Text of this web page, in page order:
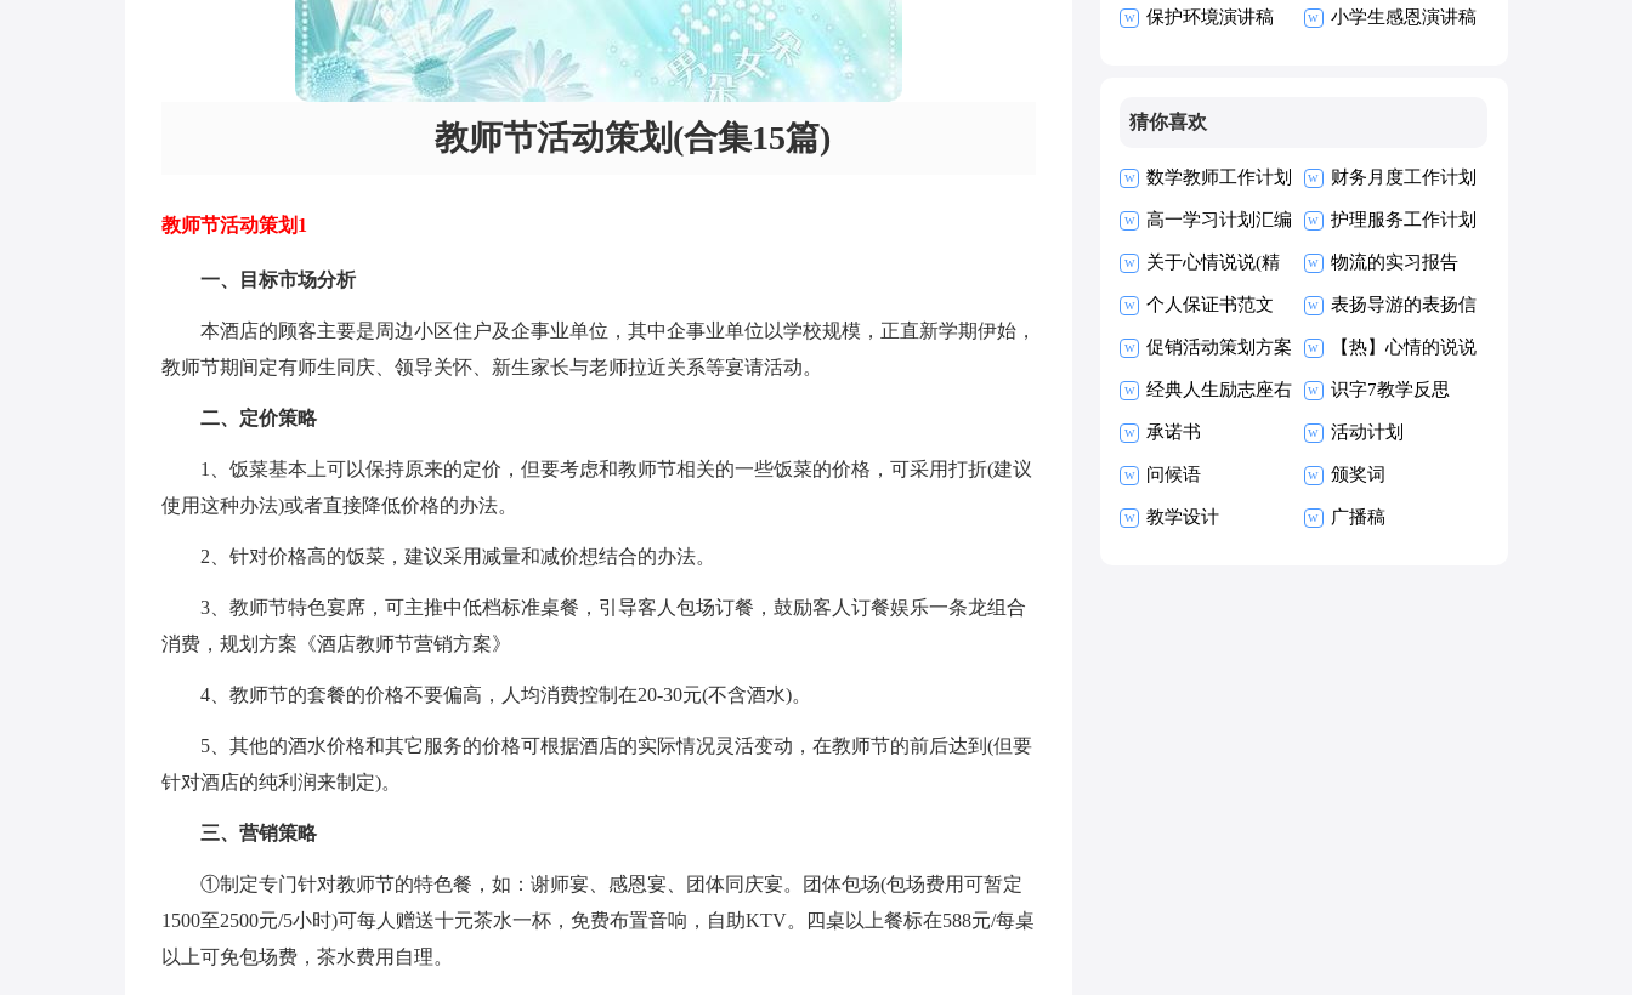
教师节活动策划(合集15篇)
教师节活动策划1
一、目标市场分析
本酒店的顾客主要是周边小区住户及企事业单位，其中企事业单位以学校规模，正直新学期伊始，
教师节期间定有师生同庆、领导关怀、新生家长与老师拉近关系等宴请活动。
二、定价策略
1、饭菜基本上可以保持原来的定价，但要考虑和教师节相关的一些饭菜的价格，可采用打折(建议
使用这种办法)或者直接降低价格的办法。
2、针对价格高的饭菜，建议采用减量和减价想结合的办法。
3、教师节特色宴席，可主推中低档标准桌餐，引导客人包场订餐，鼓励客人订餐娱乐一条龙组合
消费，规划方案《酒店教师节营销方案》
4、教师节的套餐的价格不要偏高，人均消费控制在20-30元(不含酒水)。
5、其他的酒水价格和其它服务的价格可根据酒店的实际情况灵活变动，在教师节的前后达到(但要
针对酒店的纯利润来制定)。
三、营销策略
①制定专门针对教师节的特色餐，如：谢师宴、感恩宴、团体同庆宴。团体包场(包场费用可暂定
1500至2500元/5小时)可每人赠送十元茶水一杯，免费布置音响，自助KTV。四桌以上餐标在588元/每桌
以上可免包场费，茶水费用自理。
稿
保护环境演讲稿 小学生感恩演讲稿
猜你喜欢
数学教师工作计划 财务月度工作计划
高一学习计划汇编
15篇
护理服务工作计划
关于心情说说(精
选15篇)
物流的实习报告
个人保证书范文 表扬导游的表扬信
集锦15篇
促销活动策划方案
15篇
【热】心情的说说
经典人生励志座右
铭汇总79句
识字7教学反思
承诺书 活动计划
问候语 颁奖词
教学设计 广播稿